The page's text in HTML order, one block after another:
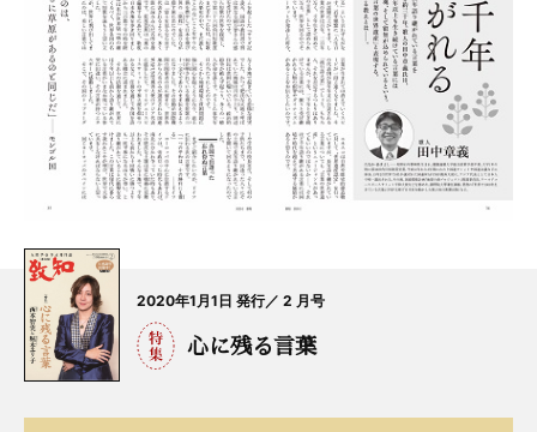
2020年1月1日 発行／ 2 月号
心に残る言葉